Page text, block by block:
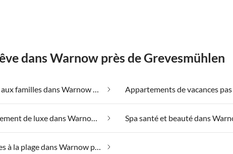
dans Warnow près de Grevesmühlen
Adapté aux familles dans Warnow près de Grevesmühlen
Hébergement de luxe dans Warnow près de Grevesmühlen
Vacances à la plage dans Warnow près de Grevesmühlen